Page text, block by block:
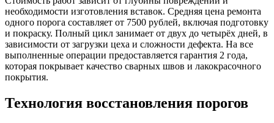
необходимости изготовления вставок. Средняя цена ремонта
одного порога составляет от 7500 рублей, включая подготовку
и покраску. Полный цикл занимает от двух до четырёх дней, в
зависимости от загрузки цеха и сложности дефекта. На все
выполненные операции предоставляется гарантия 2 года,
которая покрывает качество сварных швов и лакокрасочного
покрытия.
Технология восстановления порогов